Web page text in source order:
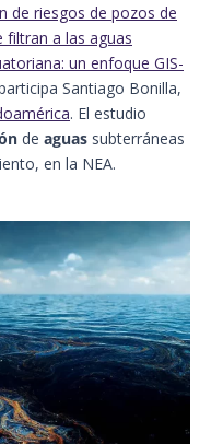
de riesgos de pozos de
a las aguas
un enfoque GIS-
Santiago Bonilla,
. El estudio
de aguas subterráneas
en la NEA.